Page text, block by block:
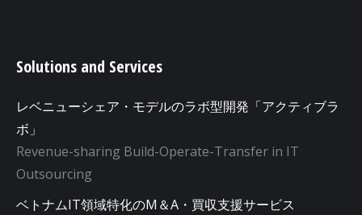
Solutions and Services
レベニューシェア・モデルのラボ型開発「アクティブラ
ボ」
Revenue-sharing Build-Operate-Transfer in IT
Outsourcing
ベトナムIT領域特化のM＆A・買収支援サービス